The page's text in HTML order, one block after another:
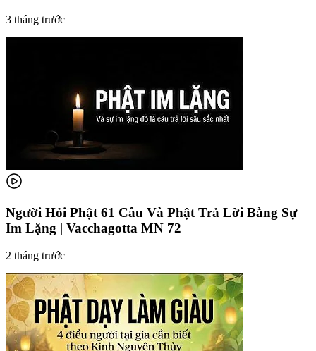
3 tháng trước
Người Hỏi Phật 61 Câu Và Phật Trả Lời Bằng Sự
Im Lặng | Vacchagotta MN 72
2 tháng trước